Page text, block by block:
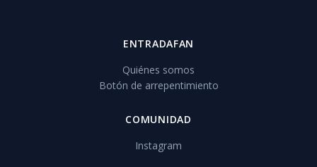
ENTRADAFAN
Quiénes somos
Botón de arrepentimiento
COMUNIDAD
Instagram